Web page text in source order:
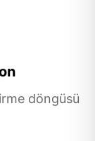
döngüsü